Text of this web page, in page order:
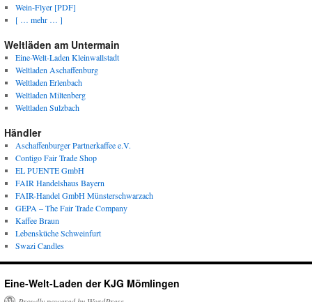
Wein-Flyer [PDF]
[ … mehr … ]
Weltläden am Untermain
Eine-Welt-Laden Kleinwallstadt
Weltladen Aschaffenburg
Weltladen Erlenbach
Weltladen Miltenberg
Weltladen Sulzbach
Händler
Aschaffenburger Partnerkaffee e.V.
Contigo Fair Trade Shop
EL PUENTE GmbH
FAIR Handelshaus Bayern
FAIR-Handel GmbH Münsterschwarzach
GEPA – The Fair Trade Company
Kaffee Braun
Lebensküche Schweinfurt
Swazi Candles
Eine-Welt-Laden der KJG Mömlingen